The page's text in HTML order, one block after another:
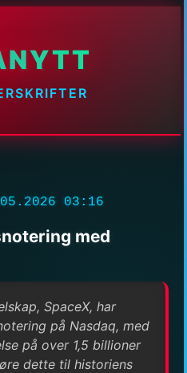
03:16
med
SpaceX, har
på Nasdaq, med
på over 1,5 billioner
dette til historiens